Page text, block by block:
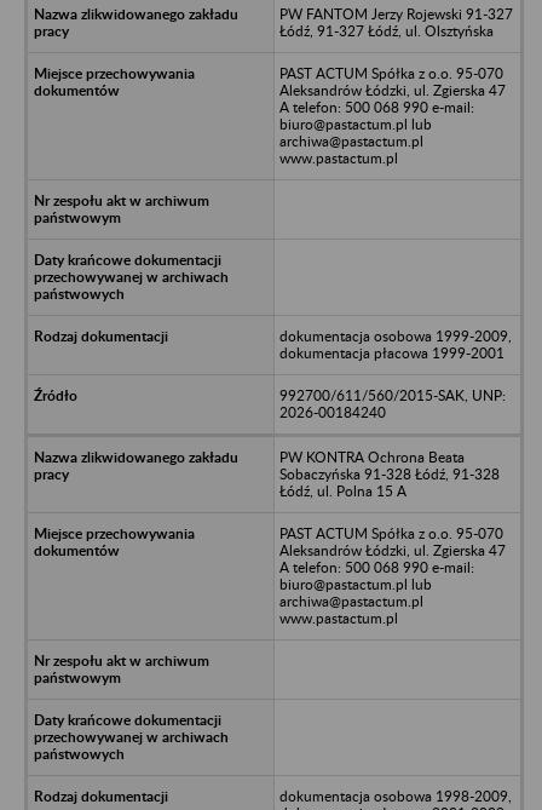
PW FANTOM Jerzy Rojewski 91-327
Łódź, 91-327 Łódź, ul. Olsztyńska
PAST ACTUM Spółka z o.o. 95-070
Aleksandrów Łódzki, ul. Zgierska 47
A telefon: 500 068 990 e-mail:
biuro@pastactum.pl lub
archiwa@pastactum.pl
www.pastactum.pl
dokumentacja osobowa 1999-2009,
dokumentacja płacowa 1999-2001
992700/611/560/2015-SAK, UNP:
2026-00184240
PW KONTRA Ochrona Beata
Sobaczyńska 91-328 Łódź, 91-328
Łódź, ul. Polna 15 A
PAST ACTUM Spółka z o.o. 95-070
Aleksandrów Łódzki, ul. Zgierska 47
A telefon: 500 068 990 e-mail:
biuro@pastactum.pl lub
archiwa@pastactum.pl
www.pastactum.pl
dokumentacja osobowa 1998-2009,